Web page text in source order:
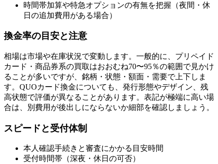
時間帯加算や特急オプションの有無を把握（夜間・休
日の追加費用がある場合）
換金率の目安と注意
相場は市場や在庫状況で変動します。一般的に、プリペイド
カード・商品券系の買取はおおむね70〜95％の範囲で見かけ
ることが多いですが、銘柄・状態・額面・需要で上下しま
す。QUOカード換金についても、発行形態やデザイン、残
高状態で評価が異なることがあります。表記が極端に高い場
合は、別費用が後出しにならないか細部を確認しましょう。
スピードと受付体制
本人確認手続きと審査にかかる目安時間
受付時間帯（深夜・休日の可否）